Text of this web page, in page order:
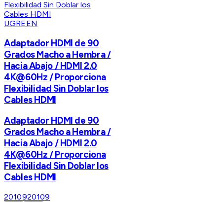
UGREEN
Adaptador HDMI de 90
Grados Macho a Hembra /
Hacia Abajo / HDMI 2.0
4K@60Hz / Proporciona
Flexibilidad Sin Doblar los
Cables HDMI
Adaptador HDMI de 90
Grados Macho a Hembra /
Hacia Abajo / HDMI 2.0
4K@60Hz / Proporciona
Flexibilidad Sin Doblar los
Cables HDMI
2010920109